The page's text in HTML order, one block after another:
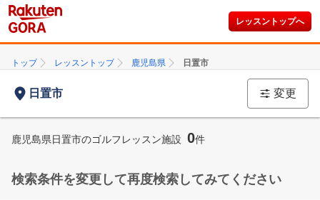
レッスントップへ
トップ レッスントップ 鹿児島県 日置市
日置市 変更
鹿児島県日置市のゴルフレッスン施設 0件
検索条件を変更して再度検索してみてください